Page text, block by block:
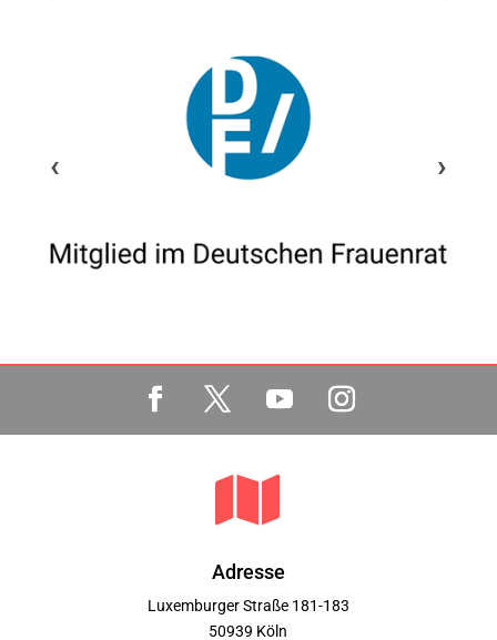
‹ ›

Adresse
Luxemburger Straße 181-183
50939 Köln